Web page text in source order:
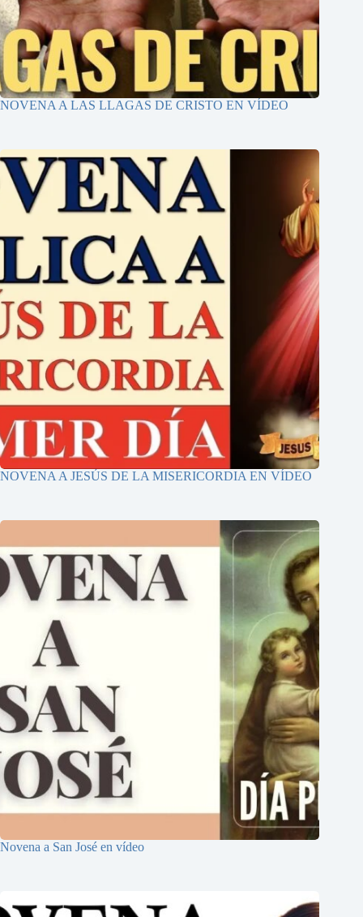
NOVENA A LAS LLAGAS DE CRISTO EN VÍDEO
NOVENA A JESÚS DE LA MISERICORDIA EN VÍDEO
Novena a San José en vídeo